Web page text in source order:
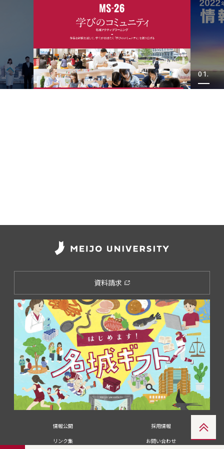
資料請求
情報公開
採用情報
リンク集
お問い合わせ